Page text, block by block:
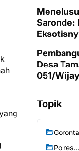
Saronde:
Desa
051/
Topik
Polres